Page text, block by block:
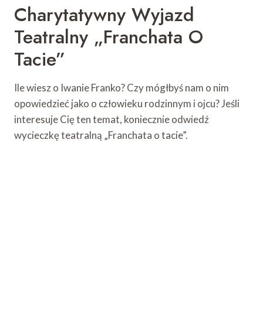
Charytatywny Wyjazd
Teatralny „Franchata O
Tacie”
Ile wiesz o Iwanie Franko? Czy mógłbyś nam o nim
opowiedzieć jako o człowieku rodzinnym i ojcu? Jeśli
interesuje Cię ten temat, koniecznie odwiedź
wycieczkę teatralną „Franchata o tacie”.